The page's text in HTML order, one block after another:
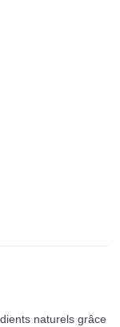
naturels grâce